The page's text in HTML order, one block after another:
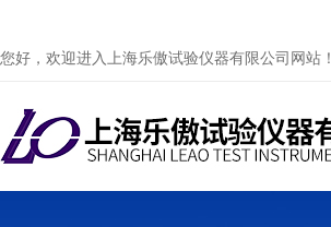
您好，欢迎进入上海乐傲试验仪器有限公司网站！